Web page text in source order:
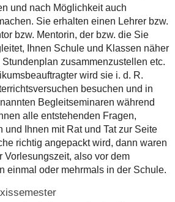
und nach Möglichkeit auch
Sie erhalten einen Lehrer bzw.
bzw. Mentorin, der bzw. die Sie
Ihnen Schule und Klassen näher
Stundenplan zusammenzustellen etc.
wird sie i. d. R.
besuchen und in
Begleitseminaren während
alle entstehenden Fragen,
und Ihnen mit Rat und Tat zur Seite
richtig angepackt wird, dann waren
Vorlesungszeit, also vor dem
einmal oder mehrmals in der Schule.